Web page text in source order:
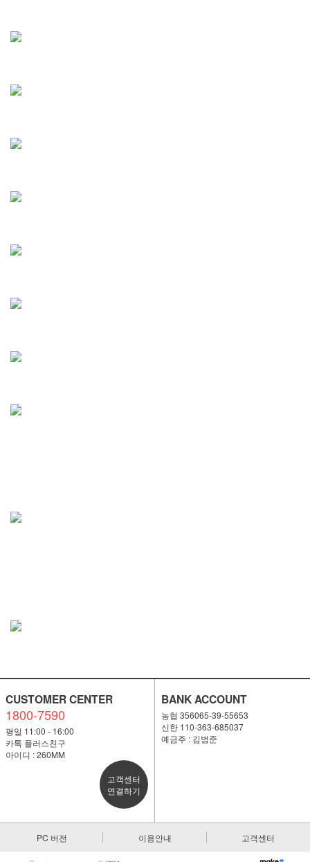
CUSTOMER CENTER
1800-7590
평일 11:00 - 16:00
카톡 플러스친구
아이디 : 260MM
고객센터
연결하기
BANK ACCOUNT
농협 356065-39-55653
신한 110-363-685037
예금주 : 김범준
PC 버전 이용안내 고객센터